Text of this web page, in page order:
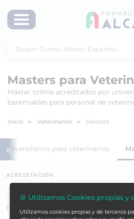
Masters para
Máster online acreditados por
baremables para personal de
Inicio Veterinarios Masters
«
universitarios para veterinarios
ACREDITACIÓN
TEMÁTICAS
🍪 Utilizamos Cookies propias y
Utilizamos cookies propias y de terceros